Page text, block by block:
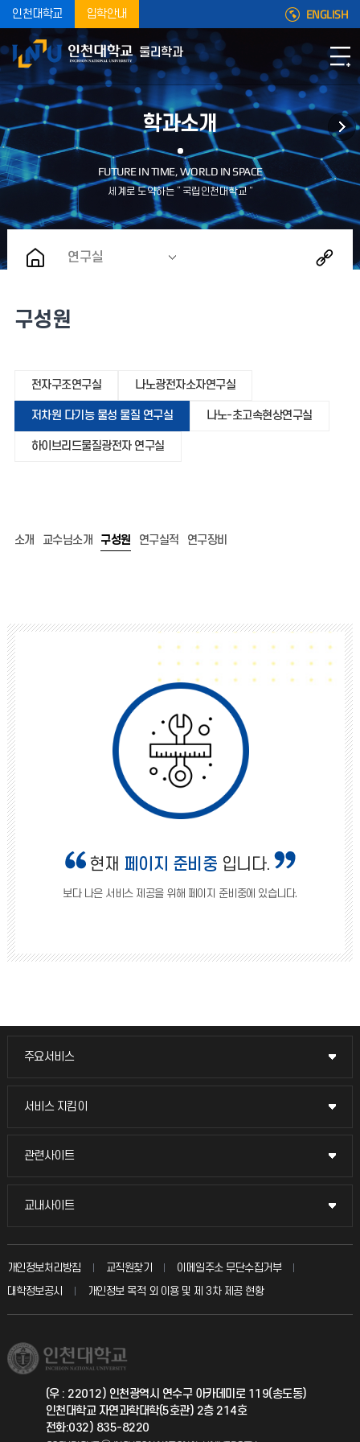
인천대학교 입학안내 ENGLISH
물리학과
학과소개
연구실
구성원
전자구조연구실 나노광전자소자연구실
저차원 다기능 물성 물질 연구실 나노-초고속현상연구실
하이브리드물질광전자 연구실
소개 교수님소개 구성원 연구실적 연구장비
현재 페이지 준비중 입니다.
보다 나은 서비스 제공을 위해 페이지 준비중에 있습니다.
주요서비스
주요서비스
교무회의방송
입학안내
취업정보(학생)
서비스 지킴이
서비스 지킴이
묻고 답하기
칭찬마당
학생서비스 지킴이
관련사이트
관련사이트
국방헬프콜
총동문회
교내사이트
교내사이트
교수회
교육혁신본부
국제지원과
공자아카데미
개인정보처리방침 교직원찾기
이메일주소 무단수집거부
대학정보공시
개인정보 목적 외 이용 및 제 3차 제공 현황
(우 : 22012) 인천광역시 연수구 아카데미로 119(송도동)
인천대학교 자연과학대학(5호관) 2층 214호
전화:032) 835-8220